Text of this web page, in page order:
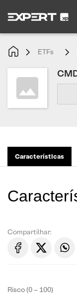
ETFs
Características
Compartilhar:
Risco (0 – 100)